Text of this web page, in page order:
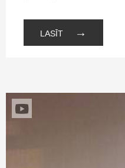
LASĪT →